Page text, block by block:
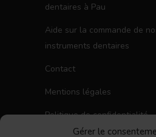
Gérer le
dentaires à Pau
Aide sur la commande de
instruments dentaires
Contact
Mentions légales
Politique de confidentialité